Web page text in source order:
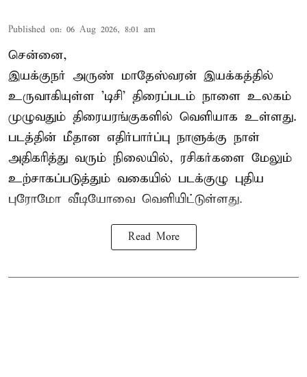
Published on: 06 Aug 2026, 8:01 am
சென்னை,
இயக்குநர் அருண் மாதேஸ்வரன் இயக்கத்தில்
உருவாகியுள்ள 'டிசி' திரைப்படம் நாளை உலகம்
முழுவதும் திரையரங்குகளில் வெளியாக உள்ளது.
படத்தின் மீதான எதிர்பார்ப்பு நாளுக்கு நாள்
அதிகரித்து வரும் நிலையில், ரசிகர்களை மேலும்
உற்சாகப்படுத்தும் வகையில் படக்குழு புதிய
புரோமோ வீடியோவை வெளியிட்டுள்ளது.
Read More